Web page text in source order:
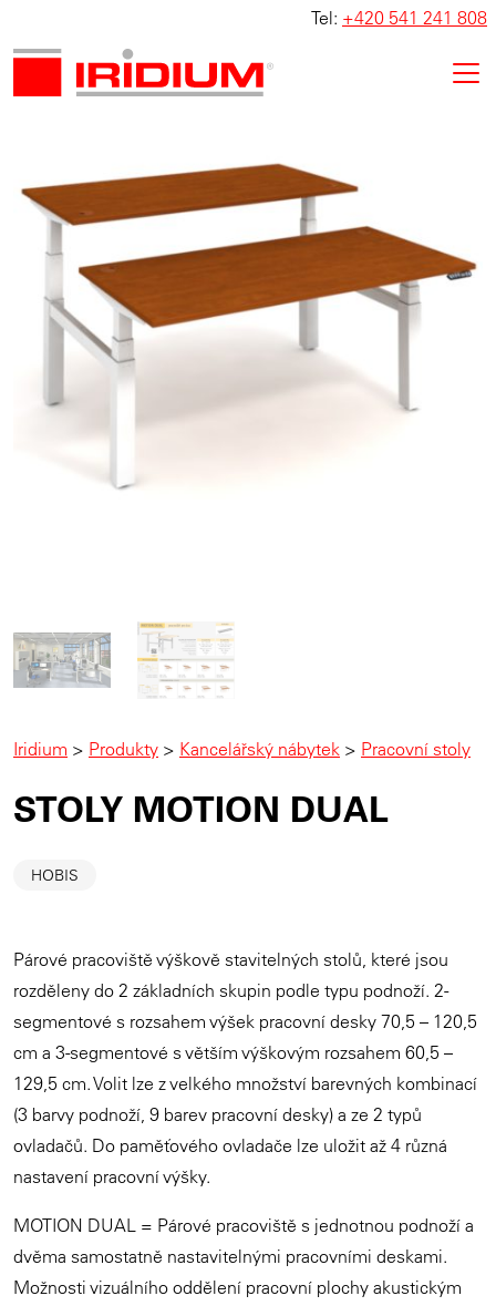
Tel: +420 541 241 808
Iridium > Produkty > Kancelářský nábytek > Pracovní stoly
STOLY MOTION DUAL
HOBIS
Párové pracoviště výškově stavitelných stolů, které jsou
rozděleny do 2 základních skupin podle typu podnoží. 2-
segmentové s rozsahem výšek pracovní desky 70,5 – 120,5
cm a 3-segmentové s větším výškovým rozsahem 60,5 –
129,5 cm. Volit lze z velkého množství barevných kombinací
(3 barvy podnoží, 9 barev pracovní desky) a ze 2 typů
ovladačů. Do paměťového ovladače lze uložit až 4 různá
nastavení pracovní výšky.
MOTION DUAL = Párové pracoviště s jednotnou podnoží a
dvěma samostatně nastavitelnými pracovními deskami.
Možnosti vizuálního oddělení pracovní plochy akustickým